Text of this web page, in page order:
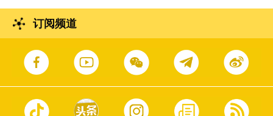
订阅频道